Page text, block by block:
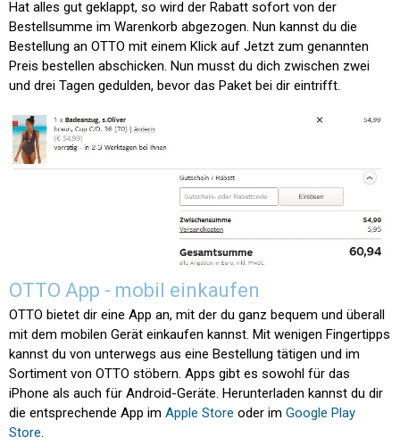
Hat alles gut geklappt, so wird der Rabatt sofort von der
Bestellsumme im Warenkorb abgezogen. Nun kannst du die
Bestellung an OTTO mit einem Klick auf Jetzt zum genannten
Preis bestellen abschicken. Nun musst du dich zwischen zwei
und drei Tagen gedulden, bevor das Paket bei dir eintrifft.
OTTO App - mobil einkaufen
OTTO bietet dir eine App an, mit der du ganz bequem und überall
mit dem mobilen Gerät einkaufen kannst. Mit wenigen Fingertipps
kannst du von unterwegs aus eine Bestellung tätigen und im
Sortiment von OTTO stöbern. Apps gibt es sowohl für das
iPhone als auch für Android-Geräte. Herunterladen kannst du dir
die entsprechende App im Apple Store oder im Google Play
Store.